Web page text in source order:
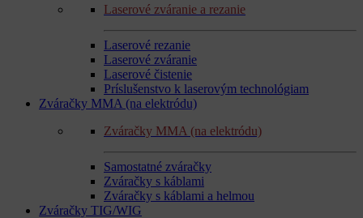
Laserové zváranie a rezanie
Laserové rezanie
Laserové zváranie
Laserové čistenie
Príslušenstvo k laserovým technológiam
Zváračky MMA (na elektródu)
Zváračky MMA (na elektródu)
Samostatné zváračky
Zváračky s káblami
Zváračky s káblami a helmou
Zváračky TIG/WIG